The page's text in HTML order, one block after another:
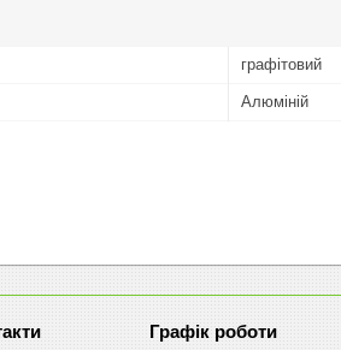
графітовий
Алюміній
Графік роботи